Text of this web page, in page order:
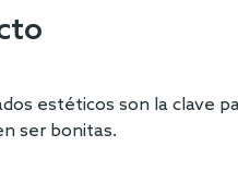
estéticos son la clave
ser bonitas.